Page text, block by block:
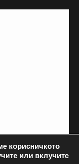
корисничкото
или вклучите